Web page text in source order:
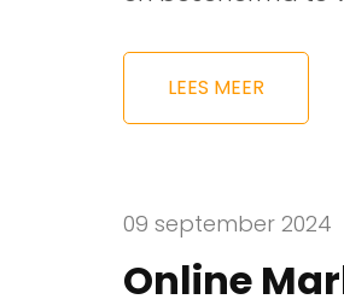
LEES MEER
09 september 2024
Online